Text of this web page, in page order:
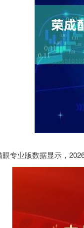
眼专业版数据显示，